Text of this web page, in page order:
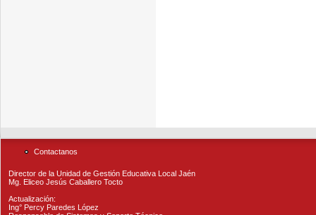
Contactanos
Director de la Unidad de Gestión Educativa Local Jaén
Mg. Eliceo Jesús Caballero Tocto
Actualización:
Ing° Percy Paredes López